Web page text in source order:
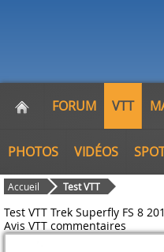
FORUM VTT
PHOTOS VIDÉOS
Accueil Test VTT
Test VTT Trek Superfly FS 8
Avis VTT commentaires